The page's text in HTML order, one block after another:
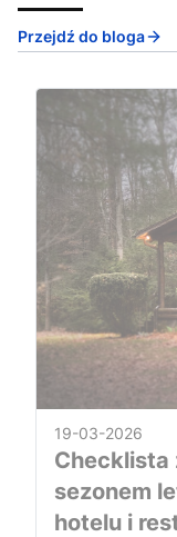
Przejdź do bloga
19-03-2026
Checklista
sezonem
hotelu i